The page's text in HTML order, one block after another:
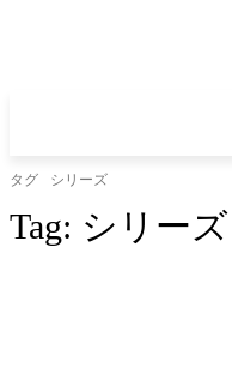
タグ シリーズ
Tag: シリーズ